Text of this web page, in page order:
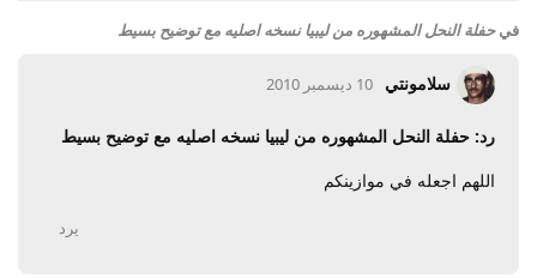
فيحفلة النحل المشهوره من ليبيا نسخه اصليه مع توضيح بسيط
سلامونتي 10 ديسمبر 2010
رد: حفلة النحل المشهوره من ليبيا نسخه اصليه مع توضيح بسيط
اللهم اجعله في موازينكم
يرد